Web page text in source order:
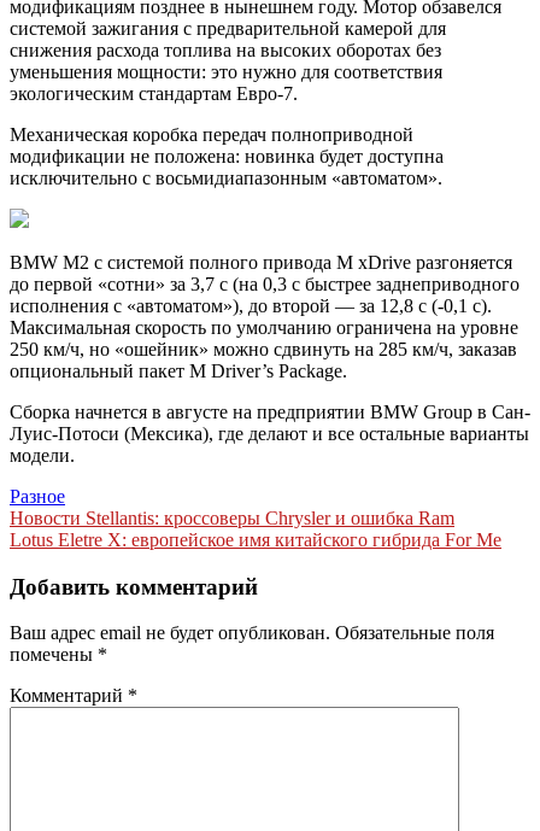
модификациям позднее в нынешнем году. Мотор обзавелся
системой зажигания с предварительной камерой для
снижения расхода топлива на высоких оборотах без
уменьшения мощности: это нужно для соответствия
экологическим стандартам Евро-7.
Механическая коробка передач полноприводной
модификации не положена: новинка будет доступна
исключительно с восьмидиапазонным «автоматом».
BMW M2 с системой полного привода M xDrive разгоняется
до первой «сотни» за 3,7 с (на 0,3 с быстрее заднеприводного
исполнения с «автоматом»), до второй — за 12,8 с (-0,1 с).
Максимальная скорость по умолчанию ограничена на уровне
250 км/ч, но «ошейник» можно сдвинуть на 285 км/ч, заказав
опциональный пакет M Driver’s Package.
Сборка начнется в августе на предприятии BMW Group в Сан-
Луис-Потоси (Мексика), где делают и все остальные варианты
модели.
Разное
Навигация
по
записям
Новости Stellantis: кроссоверы Chrysler и ошибка Ram
Lotus Eletre X: европейское имя китайского гибрида For Me
Добавить комментарий
Ваш адрес email не будет опубликован. Обязательные поля
помечены *
Комментарий *